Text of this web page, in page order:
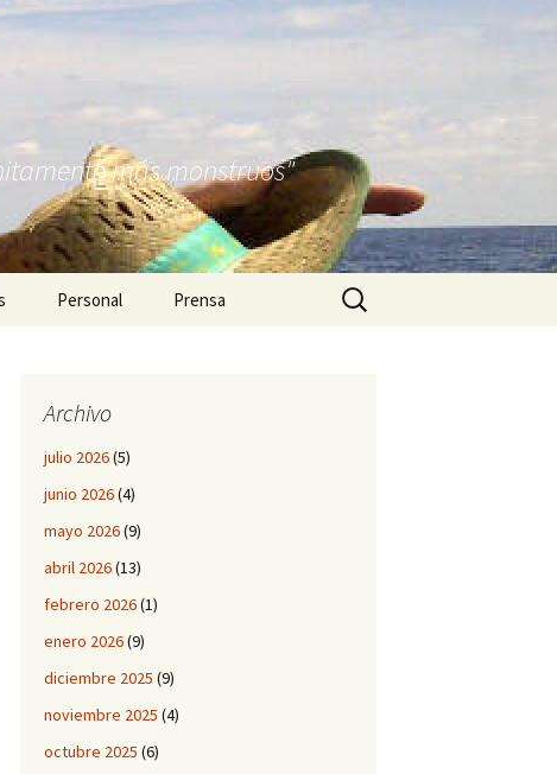
más monstruos"
Personal Prensa Buscar:
Archivo
julio 2026(5)
junio 2026(4)
mayo 2026(9)
abril 2026(13)
febrero 2026(1)
enero 2026(9)
diciembre 2025 (9)
noviembre 2025 (4)
octubre 2025 (6)